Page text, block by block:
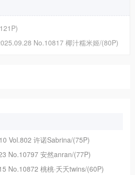
No.10817 椰汁糯米姬/(80P)
Vol.802 许诺Sabrina/(75P)
No.10797 安然anran/(77P)
No.10872 桃桃·夭夭twins/(60P)